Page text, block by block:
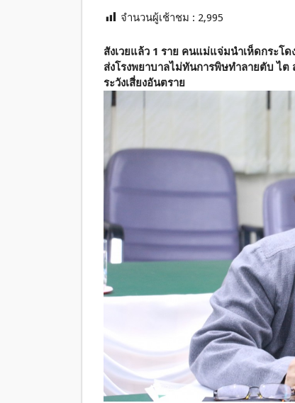
จำนวนผู้เช้าชม : 2,995
สังเวยแล้ว 1 ราย คนแม่แจ่มนำเห็ดกระโ
ส่งโรงพยาบาลไม่ทันการพิษทำลายตับ ไต
ระวังเสี่ยงอันตราย